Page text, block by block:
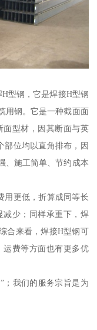
型钢，它是焊接H型钢
用钢。它是一种截面面
面型材，因其断面与英
部位均以直角排布，因
、施工简单、节约成本
用更低，折算成同等长
减少；同样承重下，焊
合来看，焊接H型钢可
运费等方面也有更多优
；我们的服务宗旨是为